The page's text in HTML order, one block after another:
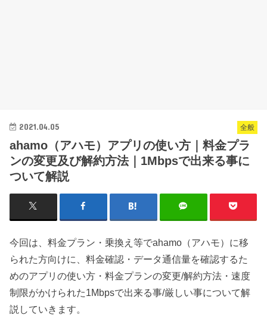
全般
2021.04.05
ahamo（アハモ）アプリの使い方｜料金プラ
ンの変更及び解約方法｜1Mbpsで出来る事に
ついて解説
今回は、料金プラン・乗換え等でahamo（アハモ）に移
られた方向けに、料金確認・データ通信量を確認するた
めのアプリの使い方・料金プランの変更/解約方法・速度
制限がかけられた1Mbpsで出来る事/厳しい事について解
説していきます。